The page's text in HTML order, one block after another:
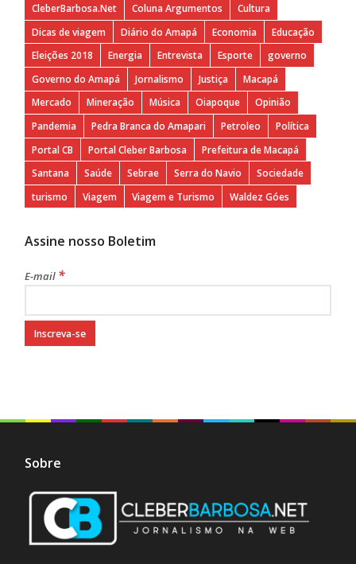
CleberBarbosa.Net
Coluna Argumentos
Cultura
Dicas de viagem
Diário do Amapá Economia
Educação
Eleições 2018
Energia Entrevista Esporte
governo
Governo do Amapá
Jornalismo Justiça
Macapá
Mercado
Mineração Música Oiapoque
Opinião
Pandemia
Pedra Branca do Amapari Petroleo
Política
Portal CB
Portal Cleber Barbosa
Prefeitura de Macapá
Santana
Saúde Sebrae Serra do Navio
Sociedade
turismo
Viagem Viagem e Turismo Waldez Góes
Assine nosso Boletim
E-mail *
Sobre